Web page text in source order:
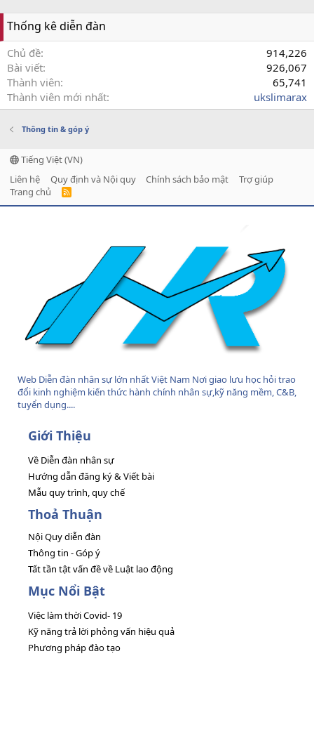
Thống kê diễn đàn
Chủ đề
914,226
Bài viết
926,067
Thành viên
65,741
Thành viên mới nhất
ukslimarax
Thông tin & góp ý
Tiếng Việt (VN)
Liên hệ
Quy định và Nội quy Chính sách bảo mật
Trợ giúp
Trang chủ
R
Web Diễn đàn nhân sự lớn nhất Việt Nam Nơi giao lưu học hỏi trao
đổi kinh nghiệm kiến thức hành chính nhân sự,kỹ năng mềm, C&B,
tuyển dụng....
Giới Thiệu
Về Diễn đàn nhân sự
Hướng dẫn đăng ký & Viết bài
Mẫu quy trình, quy chế
Thoả Thuận
Nội Quy diễn đàn
Thông tin - Góp ý
Tất tần tật vấn đề về Luật lao động
Mục Nổi Bật
Việc làm thời Covid- 19
Kỹ năng trả lời phỏng vấn hiệu quả
Phương pháp đào tạo